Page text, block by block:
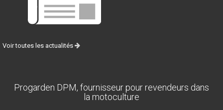
Voir toutes les actualités
Progarden DPM, fournisseur pour revendeurs dans
la motoculture